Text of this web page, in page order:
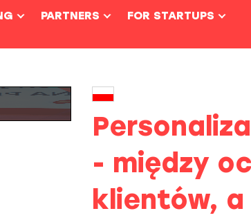
PARTNERS
FOR STARTUPS
- między
klientów,